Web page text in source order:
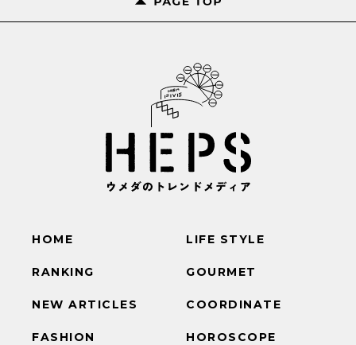
HOME
RANKING
NEW ARTICLES
FASHION
LIFE STYLE
GOURMET
COORDINATE
HOROSCOPE